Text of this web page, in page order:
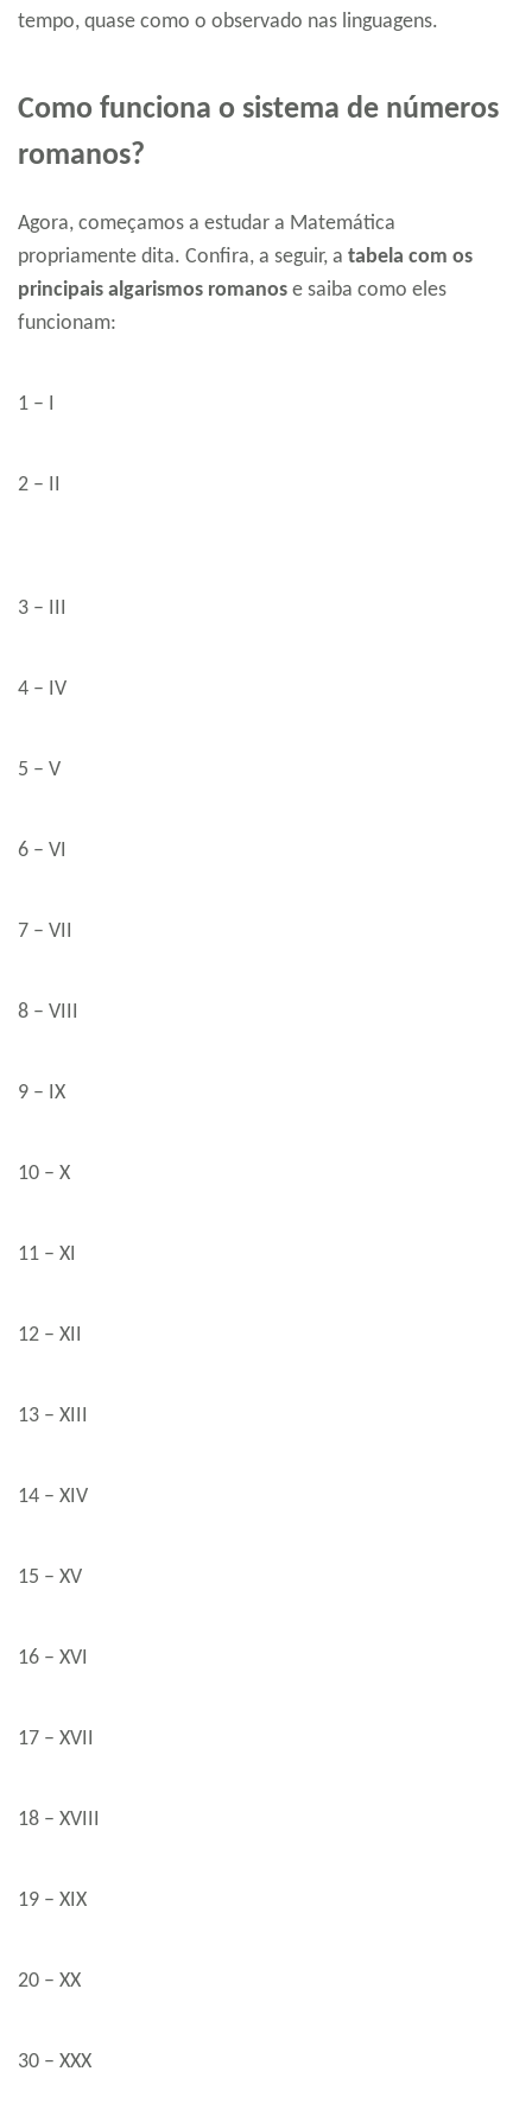
tempo, quase como o observado nas linguagens.
Como funciona o sistema de números
romanos?
Agora, começamos a estudar a Matemática
propriamente dita. Confira, a seguir, a tabela com os
principais algarismos romanos e saiba como eles
funcionam:
1 – I
2 – II
3 – III
4 – IV
5 – V
6 – VI
7 – VII
8 – VIII
9 – IX
10 – X
11 – XI
12 – XII
13 – XIII
14 – XIV
15 – XV
16 – XVI
17 – XVII
18 – XVIII
19 – XIX
20 – XX
30 – XXX